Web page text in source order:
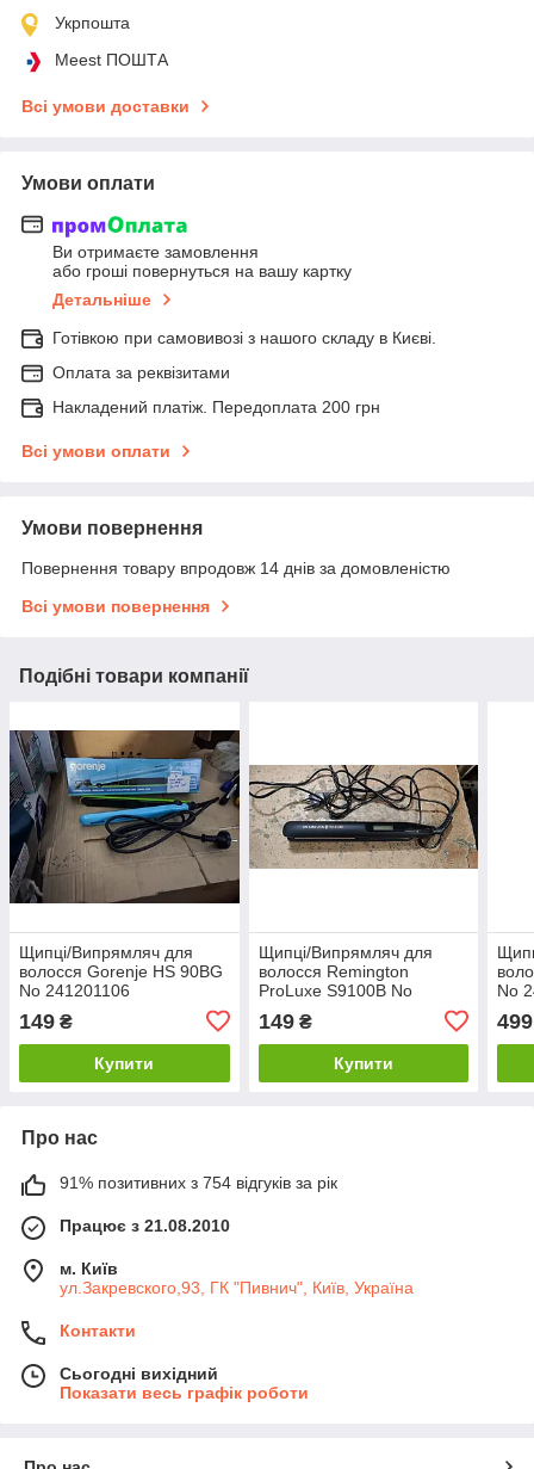
Укрпошта
Meest ПОШТА
Всі умови доставки
Умови оплати
Ви отримаєте замовлення
або гроші повернуться на вашу картку
Детальніше
Готівкою при самовивозі з нашого складу в Києві.
Оплата за реквізитами
Накладений платіж. Передоплата 200 грн
Всі умови оплати
Умови повернення
Повернення товару впродовж 14 днів за домовленістю
Всі умови повернення
Подібні товари компанії
Щипці/Випрямляч для
волосся Gorenje HS 90BG
No 241201106
149 ₴
Купити
Щипці/Випрямляч для
волосся Remington
ProLuxe S9100B No
149₴
Купити
No
499
Про нас
91% позитивних з 754 відгуків за рік
Працює з 21.08.2010
м. Київ
ул.Закревского,93, ГК "Пивнич", Київ, Україна
Контакти
Сьогодні вихідний
Показати весь графік роботи